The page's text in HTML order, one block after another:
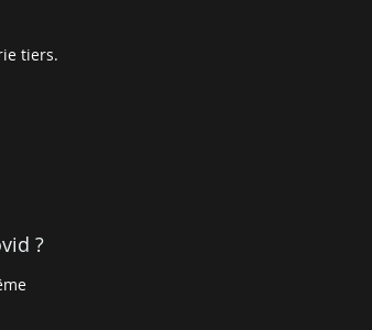
tiers.
?